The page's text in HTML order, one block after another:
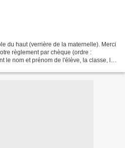
du haut (verrière de la maternelle). Merci
règlement par chèque (ordre :
le nom et prénom de l'élève, la classe, le